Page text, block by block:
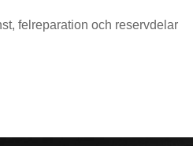
felreparation och reservdelar